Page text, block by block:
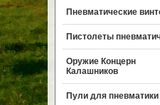
Пневматические
Пистолеты
Оружие Концерн
Калашников
Пули для пневматики